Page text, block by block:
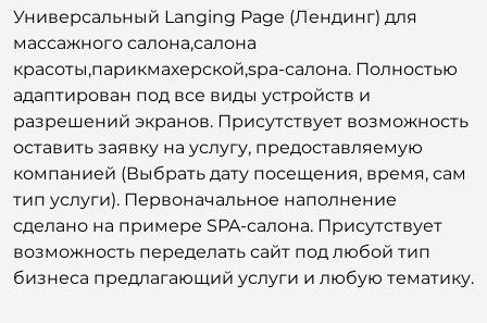
Универсальный Langing Page (Лендинг) для
массажного салона,салона
красоты,парикмахерской,spa-салона. Полностью
адаптирован под все виды устройств и
разрешений экранов. Присутствует возможность
оставить заявку на услугу, предоставляемую
компанией (Выбрать дату посещения, время, сам
тип услуги). Первоначальное наполнение
сделано на примере SPA-салона. Присутствует
возможность переделать сайт под любой тип
бизнеса предлагающий услуги и любую тематику.